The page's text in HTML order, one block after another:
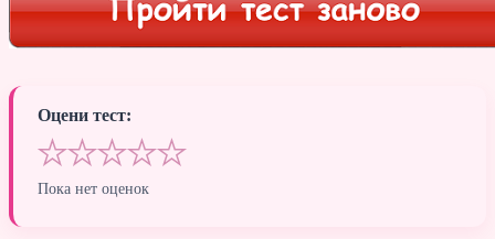
Оцени тест:
★★★★★
Пока нет оценок